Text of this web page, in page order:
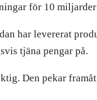
för 10
har levererat
tjäna pengar på.
Den pekar